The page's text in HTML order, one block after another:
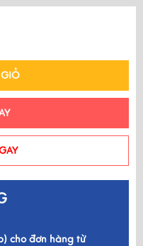
cho đơn hàng từ